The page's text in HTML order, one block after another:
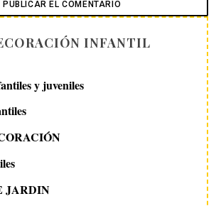
INFANTIL
y juveniles
JARDIN